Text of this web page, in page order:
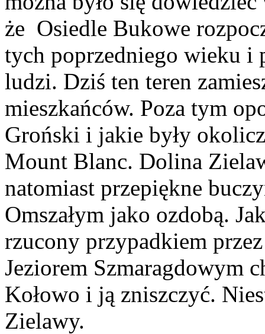
że Osiedle Bukowe
tych poprzedniego wieku i
ludzi. Dziś ten teren
mieszkańców. Poza tym
Groński i jakie były
Mount Blanc. Dolina
natomiast przepiękne
Omszałym jako ozdobą.
rzucony przypadkiem
Jeziorem Szmaragdowym
Kołowo i ją zniszczyć.
Zielawy.